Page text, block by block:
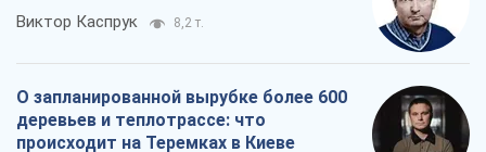
Виктор Каспрук 8,2 т.
О запланированной вырубке более 600
деревьев и теплотрассе: что
происходит на Теремках в Киеве